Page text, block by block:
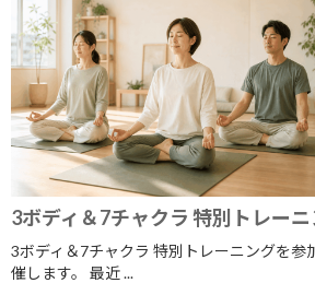
2024年2月
2024年1月
2023年12月
2023年11月
2023年10月
2023年9月
2023年8月
3ボディ＆7チャクラ 特別トレー
3ボディ＆7チャクラ 特別トレーニングを参
催します。 最近 ...